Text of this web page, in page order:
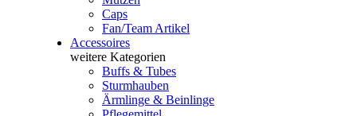
Caps
Fan/Team Artikel
Accessoires
weitere Kategorien
Buffs & Tubes
Sturmhauben
Ärmlinge & Beinlinge